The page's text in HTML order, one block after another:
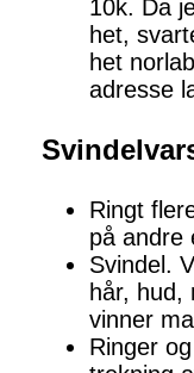
10k. Da
het,
het
adresse
Ringt
på andre
Svindel.
hår, hud,
vinner
Ringer